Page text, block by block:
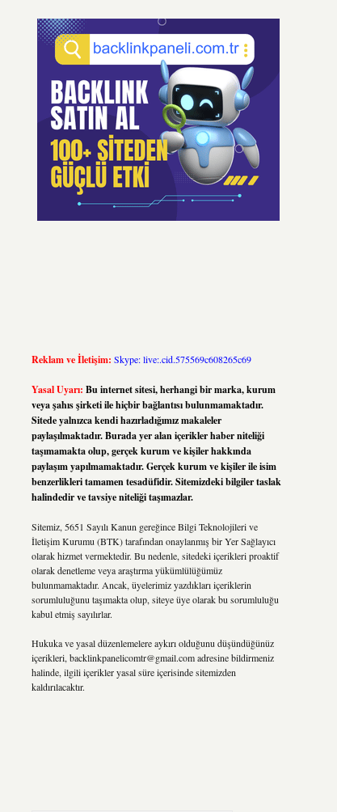
Reklam ve İletişim: Skype: live:.cid.575569c608265c69
Yasal Uyarı: Bu internet sitesi, herhangi bir marka, kurum
veya şahıs şirketi ile hiçbir bağlantısı bulunmamaktadır.
Sitede yalnızca kendi hazırladığımız makaleler
paylaşılmaktadır. Burada yer alan içerikler haber niteliği
taşımamakta olup, gerçek kurum ve kişiler hakkında
paylaşım yapılmamaktadır. Gerçek kurum ve kişiler ile isim
benzerlikleri tamamen tesadüfidir. Sitemizdeki bilgiler taslak
halindedir ve tavsiye niteliği taşımazlar.
Sitemiz, 5651 Sayılı Kanun gereğince Bilgi Teknolojileri ve
İletişim Kurumu (BTK) tarafından onaylanmış bir Yer Sağlayıcı
olarak hizmet vermektedir. Bu nedenle, sitedeki içerikleri proaktif
olarak denetleme veya araştırma yükümlülüğümüz
bulunmamaktadır. Ancak, üyelerimiz yazdıkları içeriklerin
sorumluluğunu taşımakta olup, siteye üye olarak bu sorumluluğu
kabul etmiş sayılırlar.
Hukuka ve yasal düzenlemelere aykırı olduğunu düşündüğünüz
içerikleri, backlinkpanelicomtr@gmail.comadresine bildirmeniz
halinde, ilgili içerikler yasal süre içerisinde sitemizden
kaldırılacaktır.